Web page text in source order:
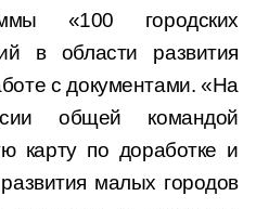
«100 городских
в области развития
с документами. «На
общей командой
карту по доработке и
малых городов